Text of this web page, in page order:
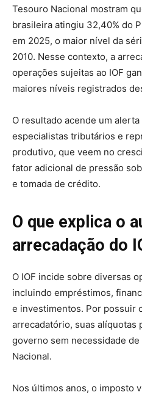
Tesouro Nacional mostram
brasileira atingiu 32,40% do
em 2025, o maior nível da
2010. Nesse contexto, a
operações sujeitas ao IOF
maiores níveis registrados
O resultado acende um
especialistas tributários e
produtivo, que veem no
fator adicional de pressão
e tomada de crédito.
O que explica o
arrecadação do
O IOF incide sobre diversas
incluindo empréstimos,
e investimentos. Por possuir
arrecadatório, suas alíquotas
governo sem necessidade
Nacional.
Nos últimos anos, o imposto